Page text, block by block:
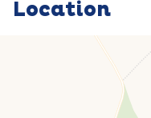
Location